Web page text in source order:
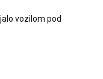
vozilom pod